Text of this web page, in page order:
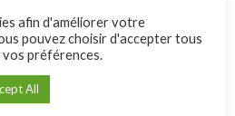
développements (ou patrons) du
facile avec des carrés
ou en découpant de différentes
ou en vérifiant les agencements
permettent de construire un
afin d'améliorer votre
pouvez choisir d'accepter tous
vos préférences.
All